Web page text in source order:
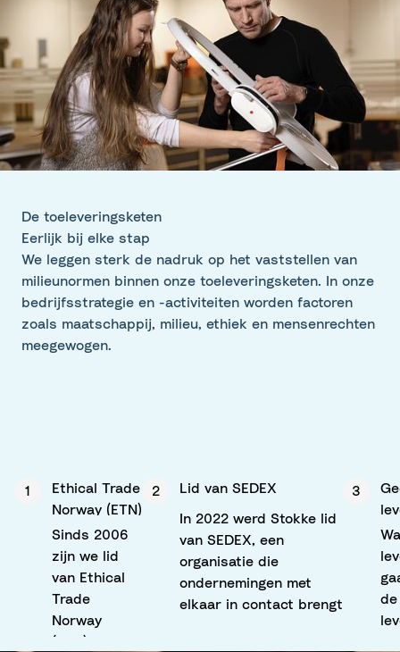
De toeleveringsketen
Eerlijk bij elke stap
We leggen sterk de nadruk op het vaststellen van
milieunormen binnen onze toeleveringsketen. In onze
bedrijfsstrategie en -activiteiten worden factoren
zoals maatschappij, milieu, ethiek en mensenrechten
meegewogen.
1
Ethical Trade
Norway (ETN)
Sinds 2006
zijn we lid
van Ethical
Trade
Norway
(ETN). Stokke
2 Lid van SEDEX
In 2022 werd Stokke lid
van SEDEX, een
organisatie die
ondernemingen met
elkaar in contact brengt
3
de